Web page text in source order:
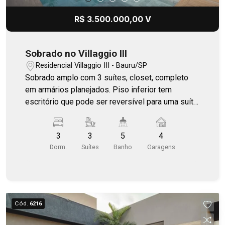
R$ 3.500.000,00 V
Sobrado no Villaggio III
Residencial Villaggio III - Bauru/SP
Sobrado amplo com 3 suítes, closet, completo
em armários planejados. Piso inferior tem
escritório que pode ser reversível para uma suíte,
solar. Possui tubulação pronta para energia solar.
3
Dorm.
3
Suítes
5
Banho
4
Garagens
Cód. 6216